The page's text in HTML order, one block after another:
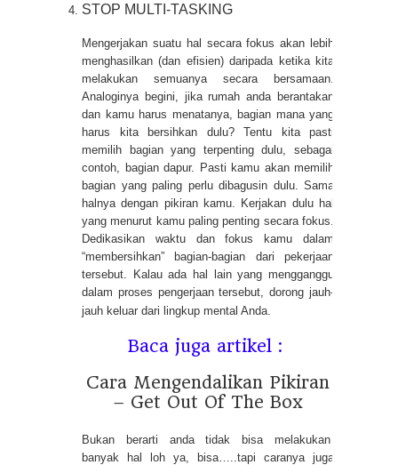
STOP MULTI-TASKING
Mengerjakan suatu hal secara fokus akan lebih
menghasilkan (dan efisien) daripada ketika kita
melakukan semuanya secara bersamaan.
Analoginya begini, jika rumah anda berantakan
dan kamu harus menatanya, bagian mana yang
harus kita bersihkan dulu? Tentu kita pasti
memilih bagian yang terpenting dulu, sebagai
contoh, bagian dapur. Pasti kamu akan memilih
bagian yang paling perlu dibagusin dulu. Sama
halnya dengan pikiran kamu. Kerjakan dulu hal
yang menurut kamu paling penting secara fokus.
Dedikasikan waktu dan fokus kamu dalam
“membersihkan” bagian-bagian dari pekerjaan
tersebut. Kalau ada hal lain yang mengganggu
dalam proses pengerjaan tersebut, dorong jauh-
jauh keluar dari lingkup mental Anda.
Baca juga artikel :
Cara Mengendalikan Pikiran
– Get Out Of The Box
Bukan berarti anda tidak bisa melakukan
banyak hal loh ya, bisa…..tapi caranya juga